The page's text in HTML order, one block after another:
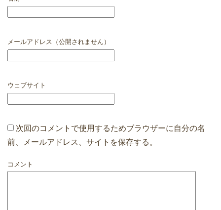
メールアドレス（公開されません）
ウェブサイト
次回のコメントで使用するためブラウザーに自分の名
前、メールアドレス、サイトを保存する。
コメント